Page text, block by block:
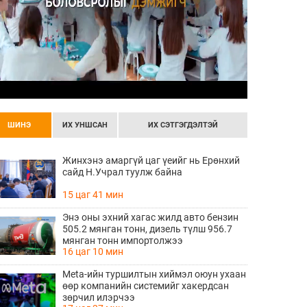
ШИНЭ ИХ УНШСАН ИХ СЭТГЭГДЭЛТЭЙ
Жинхэнэ амаргүй цаг үеийг нь Ерөнхий
сайд Н.Учрал туулж байна
15 цаг 41 мин
Энэ оны эхний хагас жилд авто бензин
505.2 мянган тонн, дизель түлш 956.7
мянган тонн импортолжээ
16 цаг 10 мин
Meta-ийн туршилтын хиймэл оюун ухаан
өөр компанийн системийг хакердсан
зөрчил илэрчээ